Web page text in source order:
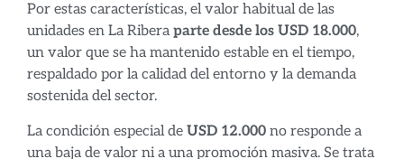
Por estas características, el valor habitual de las
unidades en La Ribera parte desde los USD 18.000,
un valor que se ha mantenido estable en el tiempo,
respaldado por la calidad del entorno y la demanda
sostenida del sector.
La condición especial de USD 12.000 no responde a
una baja de valor ni a una promoción masiva. Se trata